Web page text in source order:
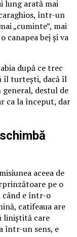
lung arată mai
într-un
„cuminte”, mai
canapea bej și va
după ce trec
îl turtești, dacă îl
destul de
ca la început, dar
aceea de
pe o
când e într-o
catifeaua are
liniștită care
într-un sens, e